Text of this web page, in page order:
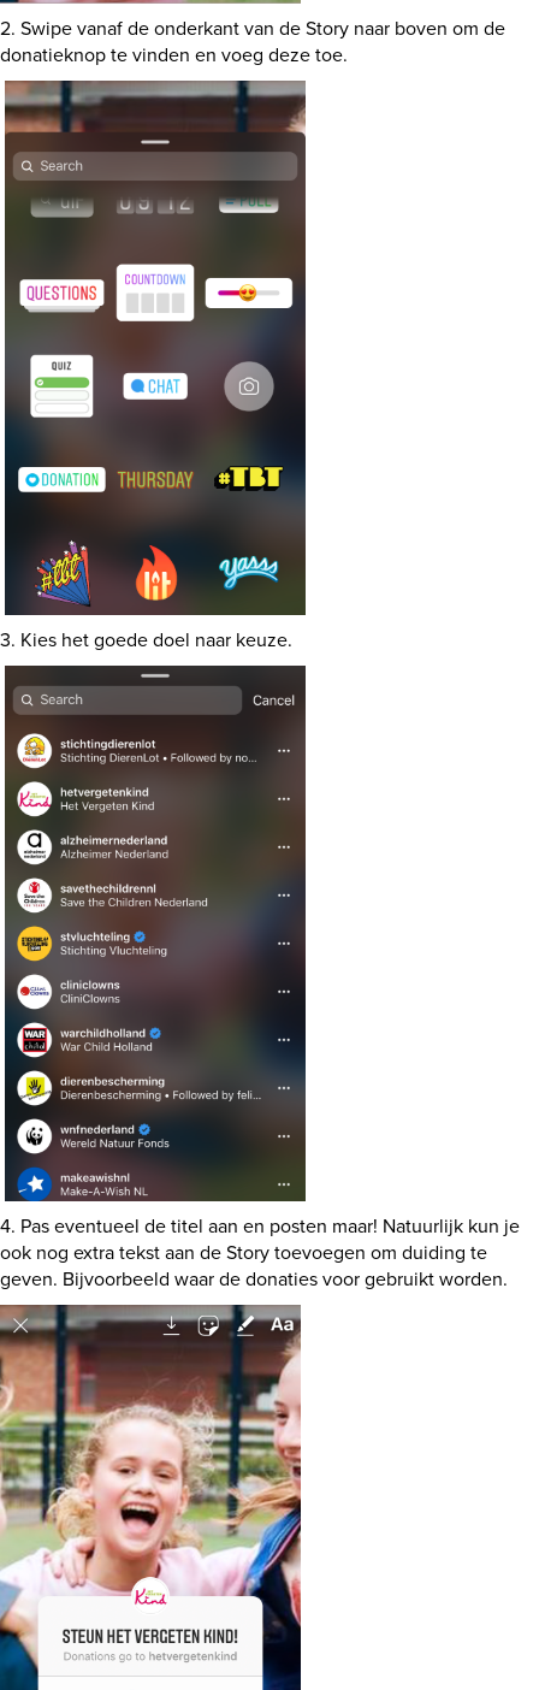
2. Swipe vanaf de onderkant van de Story naar boven om de
donatieknop te vinden en voeg deze toe.
3. Kies het goede doel naar keuze.
4. Pas eventueel de titel aan en posten maar! Natuurlijk kun je
ook nog extra tekst aan de Story toevoegen om duiding te
geven. Bijvoorbeeld waar de donaties voor gebruikt worden.